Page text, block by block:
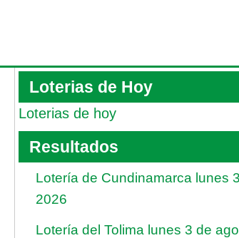
Loterias de Hoy
Loterias de hoy
Resultados
Lotería de Cundinamarca lunes
2026
Lotería del Tolima lunes 3 de